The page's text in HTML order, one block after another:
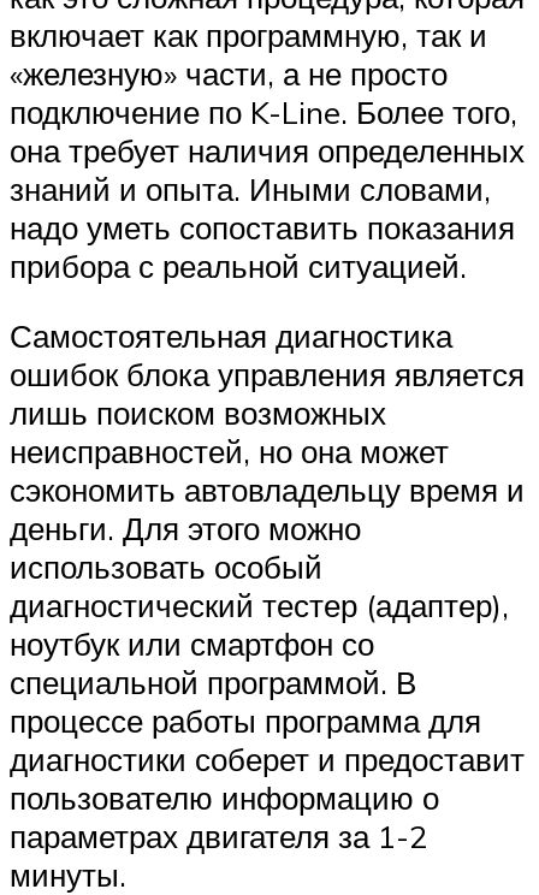
включает как программную, так и
«железную» части, а не просто
подключение по K-Line. Более того,
она требует наличия определенных
знаний и опыта. Иными словами,
надо уметь сопоставить показания
прибора с реальной ситуацией.
Самостоятельная диагностика
ошибок блока управления является
лишь поиском возможных
неисправностей, но она может
сэкономить автовладельцу время и
деньги. Для этого можно
использовать особый
диагностический тестер (адаптер),
ноутбук или смартфон со
специальной программой. В
процессе работы программа для
диагностики соберет и предоставит
пользователю информацию о
параметрах двигателя за 1-2
минуты.